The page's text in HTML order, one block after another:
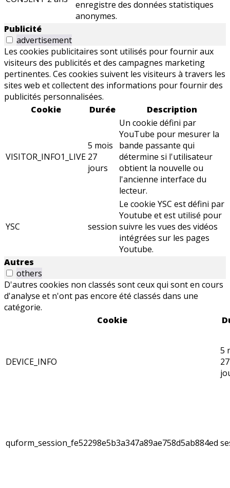
enregistre des données statistiques
anonymes.
Publicité
advertisement
Les cookies publicitaires sont utilisés pour fournir aux
visiteurs des publicités et des campagnes marketing
pertinentes. Ces cookies suivent les visiteurs à travers les
sites web et collectent des informations pour fournir des
publicités personnalisées.
Cookie
Durée Description
VISITOR_INFO1_LIVE
5 mois
27
jours
Un cookie défini par
YouTube pour mesurer la
bande passante qui
détermine si l'utilisateur
obtient la nouvelle ou
l'ancienne interface du
lecteur.
YSC session
Le cookie YSC est défini par
Youtube et est utilisé pour
suivre les vues des vidéos
intégrées sur les pages
Youtube.
Autres
others
D'autres cookies non classés sont ceux qui sont en cours
d'analyse et n'ont pas encore été classés dans une
catégorie.
Cookie
DEVICE_INFO
5
27
quform_session_fe52298e5b3a347a89ae758d5ab884ed